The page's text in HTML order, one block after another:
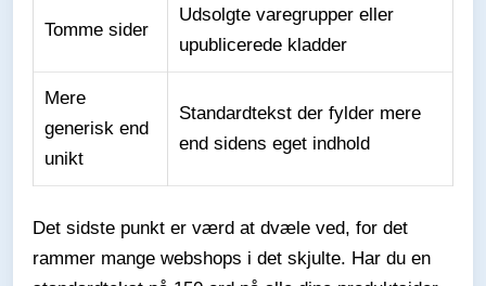
Tomme sider
Udsolgte varegrupper eller
upublicerede kladder
Mere
generisk end
unikt
Standardtekst der fylder mere
end sidens eget indhold
Det sidste punkt er værd at dvæle ved, for det
rammer mange webshops i det skjulte. Har du en